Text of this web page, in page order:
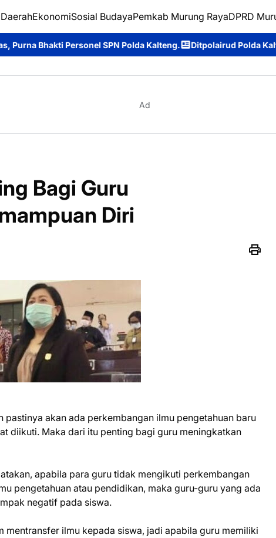
DaerahEkonomiSosial BudayaPemkab Murung RayaDPRD
SPN Polda Kalteng. Ditpolairud Polda Kalteng Dukung Dunia
Ad
Bagi Guru
Diri
pastinya akan ada perkembangan ilmu pengetahuan baru
diikuti. Maka dari itu penting bagi guru meningkatkan
apabila para guru tidak mengikuti perkembangan
pengetahuan atau pendidikan, maka guru-guru yang ada
negatif pada siswa.
mentransfer ilmu kepada siswa, jadi apabila guru memiliki